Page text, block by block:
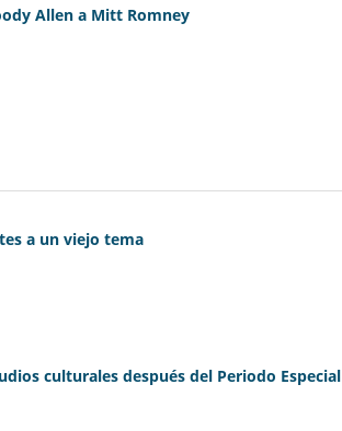
Allen a Mitt Romney
a un viejo tema
culturales después del Periodo Especial